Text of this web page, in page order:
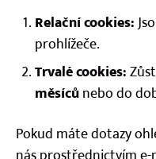
Relační cookies:
prohlížeče.
Trvalé cookies:
měsícůnebo do
Pokud máte dotazy